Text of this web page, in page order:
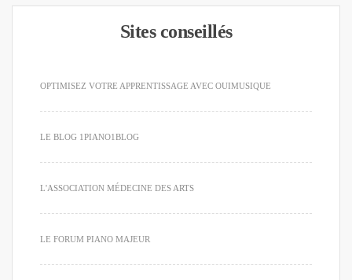
Sites conseillés
OPTIMISEZ VOTRE APPRENTISSAGE AVEC OUIMUSIQUE
LE BLOG 1PIANO1BLOG
L'ASSOCIATION MÉDECINE DES ARTS
LE FORUM PIANO MAJEUR